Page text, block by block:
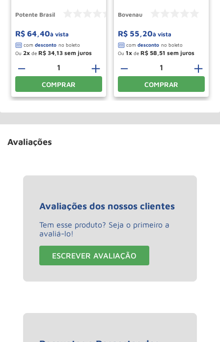
Potente Brasil
R$ 64,40à vista
Ou 2 de R$ 34,13
＋
－
COMPRAR
Bovenau
R$ 55,20à vista
Ou 1 de R$ 58,51
＋
－
COMPRAR
Avaliações
Avaliações dos nossos clientes
Tem esse produto? Seja o primeiro a
avaliá-lo!
ESCREVER AVALIAÇÃO